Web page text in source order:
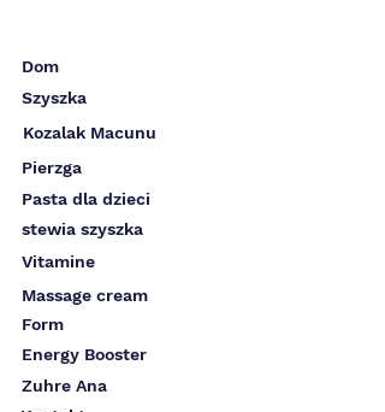
Dom
Szyszka
Kozalak Macunu
Pierzga
Pasta dla dzieci
stewia szyszka
Vitamine
Massage cream
Form
Energy Booster
Zuhre Ana